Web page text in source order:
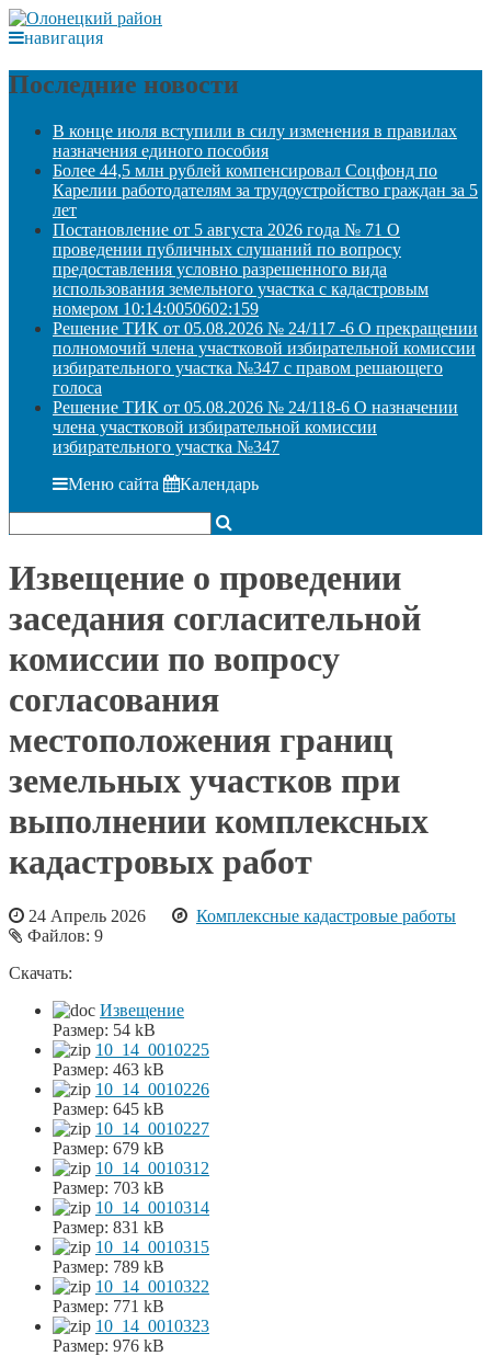
навигация
Последние новости
В конце июля вступили в силу изменения в правилах
назначения единого пособия
Более 44,5 млн рублей компенсировал Соцфонд по
Карелии работодателям за трудоустройство граждан за 5
лет
Постановление от 5 августа 2026 года № 71 О
проведении публичных слушаний по вопросу
предоставления условно разрешенного вида
использования земельного участка с кадастровым
номером 10:14:0050602:159
Решение ТИК от 05.08.2026 № 24/117 -6 О прекращении
полномочий члена участковой избирательной комиссии
избирательного участка №347 с правом решающего
голоса
Решение ТИК от 05.08.2026 № 24/118-6 О назначении
члена участковой избирательной комиссии
избирательного участка №347
Меню сайта Календарь
Извещение о проведении
заседания согласительной
комиссии по вопросу
согласования
местоположения границ
земельных участков при
выполнении комплексных
кадастровых работ
24 Апрель 2026
Комплексные кадастровые работы
Файлов: 9
Скачать:
Извещение
Размер: 54 kB
10_14_0010225
Размер: 463 kB
10_14_0010226
Размер: 645 kB
10_14_0010227
Размер: 679 kB
10_14_0010312
Размер: 703 kB
10_14_0010314
Размер: 831 kB
10_14_0010315
Размер: 789 kB
10_14_0010322
Размер: 771 kB
10_14_0010323
Размер: 976 kB